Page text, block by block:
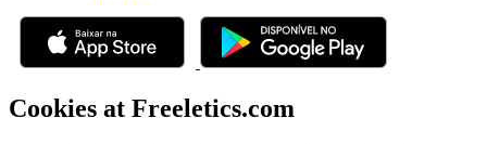
Cookies at Freeletics.com